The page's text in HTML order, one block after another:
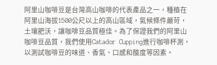
Haru 可可飲
HARU 自家焙煎
烘豆展示
阿里山咖啡豆是台灣高山咖啡的代表產品之一，種植在
阿里山海拔1500公尺以上的高山區域，氣候條件嚴苛，
土壤肥沃，讓咖啡豆品質極佳。為了保證我們的阿里山
咖啡豆品質，我們使用Catador Cupping進行咖啡杯測，
以測試咖啡豆的味道、香氣、口感和酸度等因素。